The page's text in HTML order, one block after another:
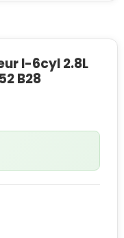
I-6cyl 2.8L
B28